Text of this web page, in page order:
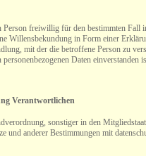
freiwillig für den bestimmten Fall
Willensbekundung in Form einer
mit der die betroffene Person zu
Daten einverstanden
Verantwortlichen
sonstiger in den
und anderer Bestimmungen mit